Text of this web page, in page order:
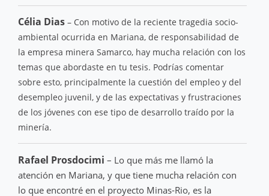
Célia Dias – Con motivo de la reciente tragedia socio-
ambiental ocurrida en Mariana, de responsabilidad de
la empresa minera Samarco, hay mucha relación con los
temas que abordaste en tu tesis. Podrías comentar
sobre esto, principalmente la cuestión del empleo y del
desempleo juvenil, y de las expectativas y frustraciones
de los jóvenes con ese tipo de desarrollo traído por la
minería.
Rafael Prosdocimi – Lo que más me llamó la
atención en Mariana, y que tiene mucha relación con
lo que encontré en el proyecto Minas-Rio, es la